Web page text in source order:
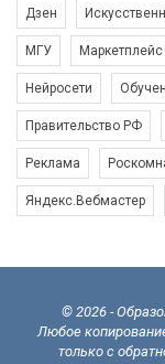
Дзен
МГУ Маркетплейс
Нейросети
Правительство РФ
Реклама
Яндекс.Вебмастер
© 2026 -
Любое
только с